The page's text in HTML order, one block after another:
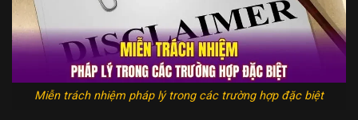
Miễn trách nhiệm pháp lý trong các trường hợp đặc biệt